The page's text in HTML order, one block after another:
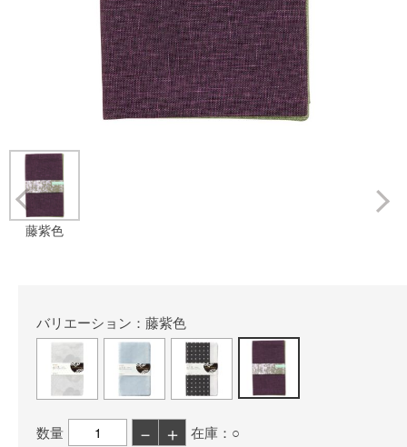
藤紫色
Prev
バリエーション：藤紫色
数量 － ＋
在庫：○